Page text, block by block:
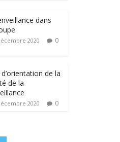
g
er
dans
2020 0
de la
de la
2020 0